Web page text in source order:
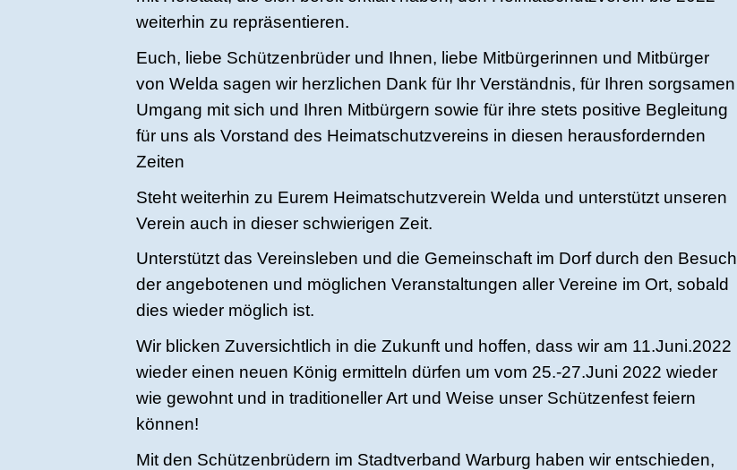
weiterhin zu repräsentieren.
Euch, liebe Schützenbrüder und Ihnen, liebe Mitbürgerinnen und Mitbürger
von Welda sagen wir herzlichen Dank für Ihr Verständnis, für Ihren sorgsamen
Umgang mit sich und Ihren Mitbürgern sowie für ihre stets positive Begleitung
für uns als Vorstand des Heimatschutzvereins in diesen herausfordernden
Zeiten
Steht weiterhin zu Eurem Heimatschutzverein Welda und unterstützt unseren
Verein auch in dieser schwierigen Zeit.
Unterstützt das Vereinsleben und die Gemeinschaft im Dorf durch den Besuch
der angebotenen und möglichen Veranstaltungen aller Vereine im Ort, sobald
dies wieder möglich ist.
Wir blicken Zuversichtlich in die Zukunft und hoffen, dass wir am 11.Juni.2022
wieder einen neuen König ermitteln dürfen um vom 25.-27.Juni 2022 wieder
wie gewohnt und in traditioneller Art und Weise unser Schützenfest feiern
können!
Mit den Schützenbrüdern im Stadtverband Warburg haben wir entschieden,